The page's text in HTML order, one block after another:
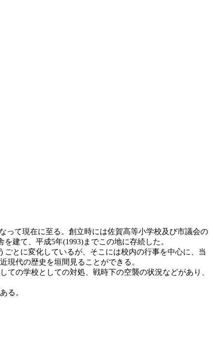
って現在に至る。創立時には佐賀高等小学校及び市議会の
建て、平成5年(1993)までこの地に存続した。
とに変化しているが、そこには校内の行事を中心に、当
現代の歴史を垣間見ることができる。
の学校としての対処、戦時下の空襲の状況などがあり、
る。